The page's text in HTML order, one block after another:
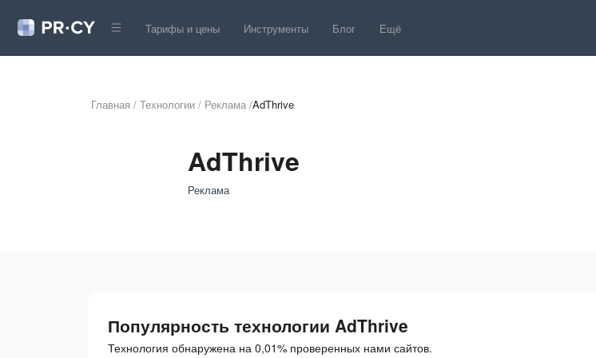
Тарифы и цены Инструменты Блог Ещё
Главная / Технологии / Реклама /AdThrive
AdThrive
Реклама
Популярность технологии AdThrive
Технология обнаружена на 0,01% проверенных нами сайтов.